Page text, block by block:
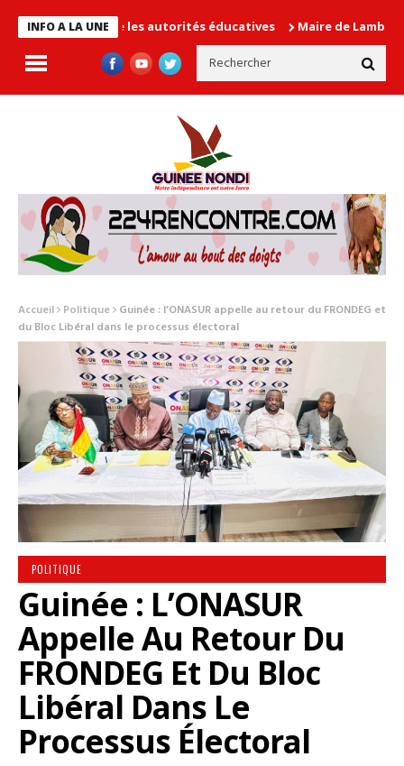
INFO A LA UNE
cause les autorités éducatives Maire de Lambanyi : Baba
Accueil Politique Guinée : l’ONASUR appelle au retour du FRONDEG et
du Bloc Libéral dans le processus électoral
POLITIQUE
Guinée : L’ONASUR
Appelle Au Retour Du
FRONDEG Et Du Bloc
Libéral Dans Le
Processus Électoral